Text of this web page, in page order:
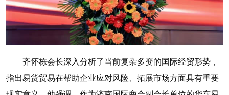
齐怀栋会长深入分析了当前复杂多变的国际经贸形势，
指出易货贸易在帮助企业应对风险、拓展市场方面具有重要